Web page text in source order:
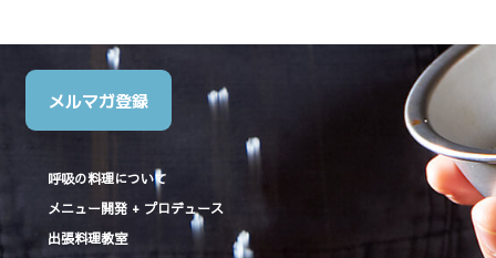
メルマガ登録
呼吸の料理について
メニュー開発 + プロデュース
出張料理教室